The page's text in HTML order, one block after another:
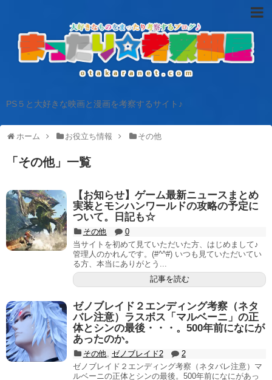
PS５と大好きな映画と漫画を考察するサイト♪
ホーム お役立ち情報 その他
「 その他」 一覧
【お知らせ】ゲーム最新ニュースまとめ
実装とモンハンワールドの攻略の予定に
ついて。日記も☆
その他
0
当サイトを初めて見ていただいた方、はじめまして♪
管理人のかれんです。(#^^#) いつも見ていただいてい
る方、本当にありがとう...
記事を読む
ゼノブレイド２エンディング考察（ネタ
バレ注意）ラスボス「マルベーニ」の正
体とシンの最後・・・。500年前になにが
あったのか。
その他, ゼノブレイド2
2
ゼノブレイド２エンディング考察（ネタバレ注意）マ
ルベーニの正体とシンの最後。500年前になにがあっ